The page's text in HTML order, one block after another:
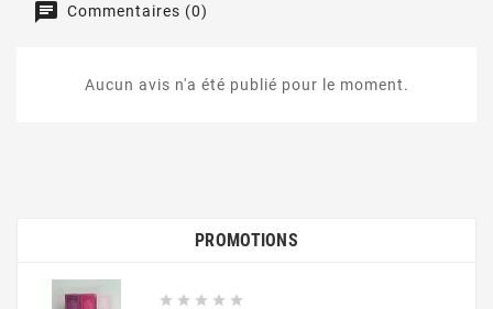
Commentaires (0)
Aucun avis n'a été publié pour le moment.
PROMOTIONS
    